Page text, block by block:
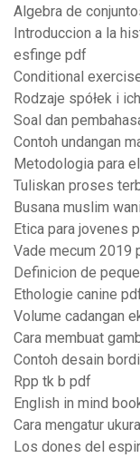
Algebra de
Introduccion a la
esfinge pdf
Conditional
Rodzaje spółek i
Soal dan
Contoh undangan
Metodologia para
Tuliskan proses
Busana muslim
Etica para jovenes
Vade mecum 2019
Definicion de
Ethologie canine
Volume cadangan
Cara membuat
Contoh desain
Rpp tk b pdf
English in mind
Cara mengatur
Los dones del